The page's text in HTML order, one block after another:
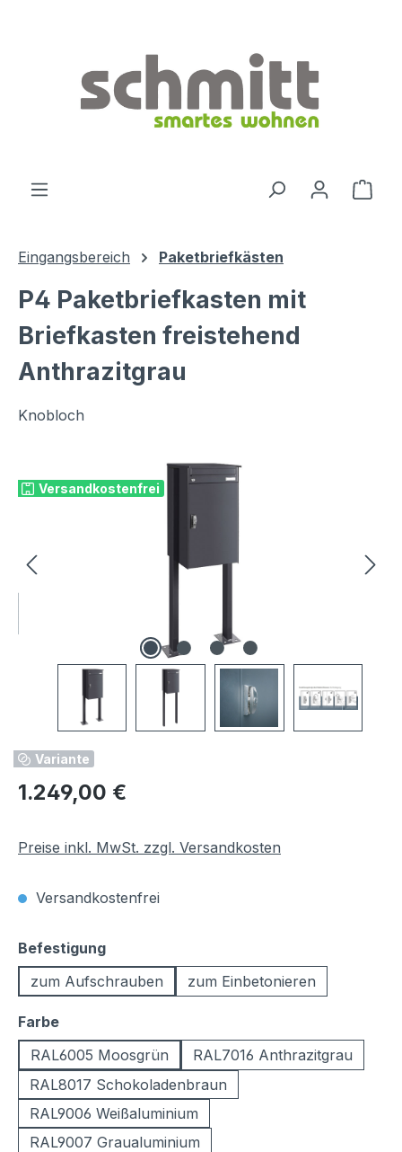
Eingangsbereich Paketbriefkästen
P4 Paketbriefkasten mit
Briefkasten freistehend
Anthrazitgrau
Knobloch
Versandkostenfrei
Variante
Regulärer Preis:
1.249,00 €
Preise inkl. MwSt. zzgl. Versandkosten
Versandkostenfrei
Befestigungauswählen
zum Aufschrauben
zum Einbetonieren
Farbeauswählen
RAL6005 Moosgrün
RAL7016 Anthrazitgrau
RAL8017 Schokoladenbraun
RAL9006 Weißaluminium
RAL9007 Graualuminium